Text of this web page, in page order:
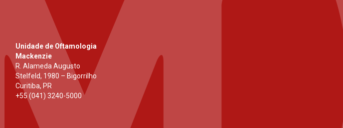
Unidade de Oftamologia
Mackenzie
R. Alameda Augusto
Stelfeld, 1980 – Bigorrilho
Curitiba, PR
+55 (041) 3240-5000